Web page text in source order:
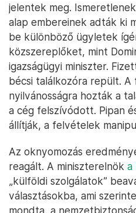
jelentek meg.
alap embereinek adták ki
be különböző ügyletek
közszereplőket, mint
igazságügyi miniszter.
bécsi találkozóra repült. A
nyilvánosságra hozták a
a cég felszívódott. Pipan
állítják, a felvételek
Az oknyomozás
reagált. A miniszterelnök a
„külföldi szolgálatok”
választásokba, ami
mondta, a